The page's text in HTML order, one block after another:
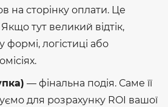
на сторінку оплати. Це
тут великий відтік,
логістиці або
— фінальна подія. Саме її
для розрахунку ROI вашої